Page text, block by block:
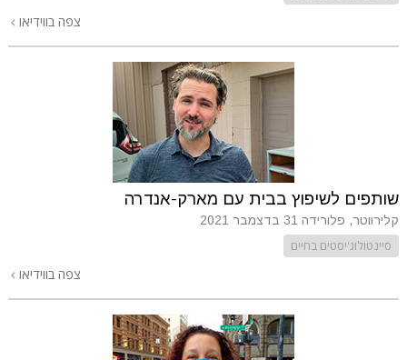
צפה בווידיאו
שותפים לשיפוץ בבית עם מארק-אנדרה
קלירווטר, פלורידה 31 בדצמבר 2021
סיינטולוג'יסטים בחיים
צפה בווידיאו